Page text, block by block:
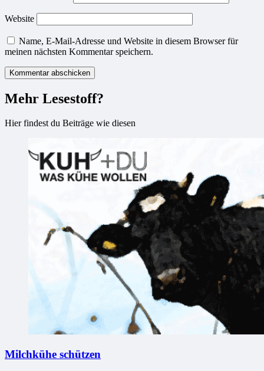
Website
Name, E-Mail-Adresse und Website in diesem Browser für
meinen nächsten Kommentar speichern.
Mehr Lesestoff?
Hier findest du Beiträge wie diesen
Milchkühe schützen